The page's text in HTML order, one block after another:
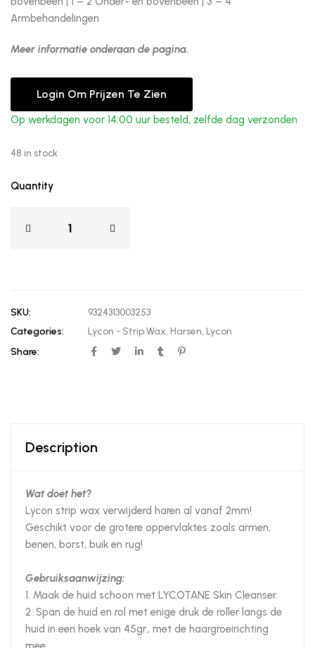
Armbehandelingen
Meer informatie onderaan de pagina.
Login Om Prijzen Te Zien
Op werkdagen voor 14:00 uur besteld, zelfde dag verzonden
48 in stock
Quantity
SKU:
9324313003253
Categories:
Lycon - Strip Wax, Harsen, Lycon
Share:
Description
Wat doet het?
Lycon strip wax verwijderd haren al vanaf 2mm!
Geschikt voor de grotere oppervlaktes zoals armen,
benen, borst, buik en rug!
Gebruiksaanwijzing:
1. Maak de huid schoon met LYCOTANE Skin Cleanser.
2. Span de huid en rol met enige druk de roller langs de
huid in een hoek van 45gr., met de haargroeirichting